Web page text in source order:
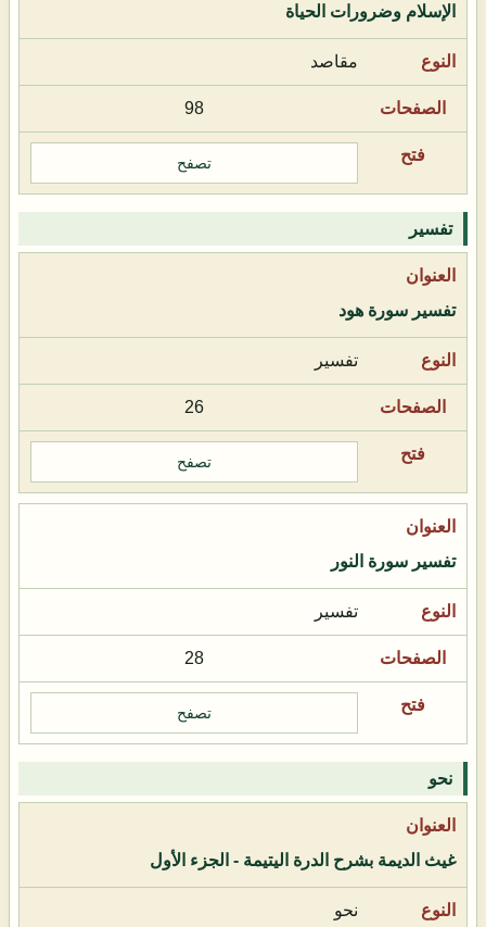
الإسلام وضرورات الحياة
مقاصد
98
تصفح
تفسير
تفسير سورة هود
تفسير
26
تصفح
تفسير سورة النور
تفسير
28
تصفح
نحو
غيث الديمة بشرح الدرة اليتيمة - الجزء الأول
نحو